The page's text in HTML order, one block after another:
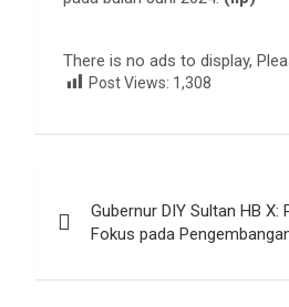
There is no ads to display,
Post Views: 1,308
pos
Gubernur DIY Sultan HB
Fokus pada